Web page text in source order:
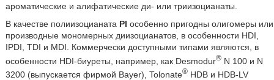
ароматические и алифатические ди- или триизоцианаты.
В качестве полиизоцианата PI особенно пригодны олигомеры или
производные мономерных диизоцианатов, в особенности HDI,
IPDI, TDI и MDI. Коммерчески доступными типами являются, в
особенности HDI-биуреты, например, как Desmodur®N 100 и N
3200 (выпускается фирмой Bayer), Tolonate®HDB и HDB-LV